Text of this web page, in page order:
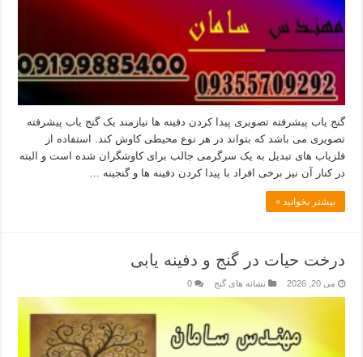
گنج یاب پیشرفته تصویری پیدا کردن دفینه ها نیازمند یک گنج یاب پیشرفته
تصویری می باشد که بتواند در هر نوع محیطی کاوش کند. استفاده از
فلزیاب های تبدیل به یک سرگرمی جالب برای کاوشگران شده است و البته
در کنار آن نیز برخی افراد با پیدا کردن دفینه ها و گنجینه …
بیشتر بخوانید »
درخت حیات در گنج و دفینه یابی
می 20, 2026 نشانه های گنج 0